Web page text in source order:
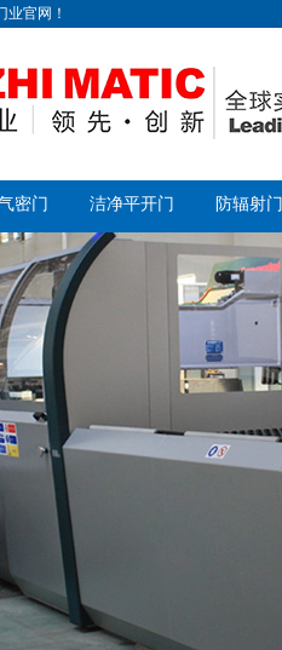
业官网！
密门 洁净平开门 防辐射门